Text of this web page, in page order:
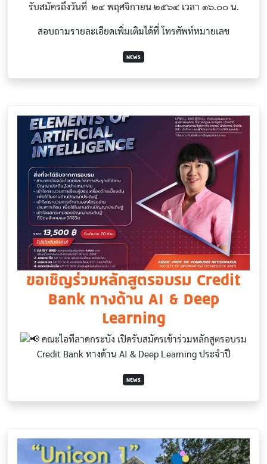
รับสมัครถึงวันที่ ๒๔ พฤศจิกายน ๒๕๖๔ เวลา ๑๖.๐๐ น.
สอบถามรายละเอียดเพิ่มเติมได้ที่ โทรศัพท์หมายเลข
NEWS
ขอเชิญร่วมหลักสูตรอบรม Credit
Bank ทางด้าน AI & Deep
Learning
คณะไอทีลาดกระบัง เปิดรับสมัครเข้าร่วมหลักสูตรอบรม
Credit Bank ทางด้าน AI & Deep Learning ประจำปี
NEWS